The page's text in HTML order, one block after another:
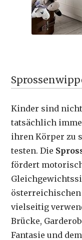
Kinder sind
tatsächlich
ihren Körper zu
testen. Die
fördert
vielseitig
Brücke,
Fantasie und